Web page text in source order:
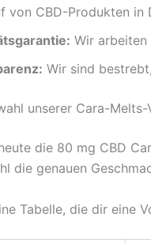
von CBD-Produkten in
Wir arbeiten
Wir sind
unserer Cara-
die 80 mg CBD
die genauen
Tabelle, die dir eine